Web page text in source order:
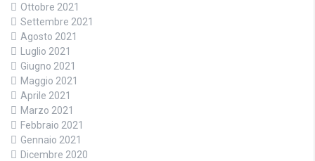
Ottobre 2021
Settembre 2021
Agosto 2021
Luglio 2021
Giugno 2021
Maggio 2021
Aprile 2021
Marzo 2021
Febbraio 2021
Gennaio 2021
Dicembre 2020